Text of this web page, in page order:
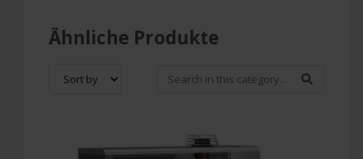
Ähnliche Produkte